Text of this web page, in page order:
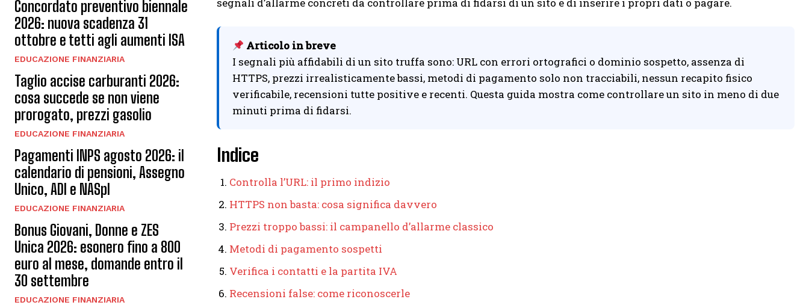
Concordato preventivo biennale
2026: nuova scadenza 31
ottobre e tetti agli aumenti ISA
EDUCAZIONE FINANZIARIA
Taglio accise carburanti 2026:
cosa succede se non viene
prorogato, prezzi gasolio
EDUCAZIONE FINANZIARIA
Pagamenti INPS agosto 2026: il
calendario di pensioni, Assegno
Unico, ADI e NASpI
EDUCAZIONE FINANZIARIA
Bonus Giovani, Donne e ZES
Unica 2026: esonero fino a 800
euro al mese, domande entro il
30 settembre
EDUCAZIONE FINANZIARIA
Articolo in breve
I segnali più affidabili di un sito truffa sono: URL con errori ortografici o dominio sospetto, assenza di
HTTPS, prezzi irrealisticamente bassi, metodi di pagamento solo non tracciabili, nessun recapito fisico
verificabile, recensioni tutte positive e recenti. Questa guida mostra come controllare un sito in meno di due
minuti prima di fidarsi.
Indice
Controlla l’URL: il primo indizio
HTTPS non basta: cosa significa davvero
Prezzi troppo bassi: il campanello d’allarme classico
Metodi di pagamento sospetti
Verifica i contatti e la partita IVA
Recensioni false: come riconoscerle